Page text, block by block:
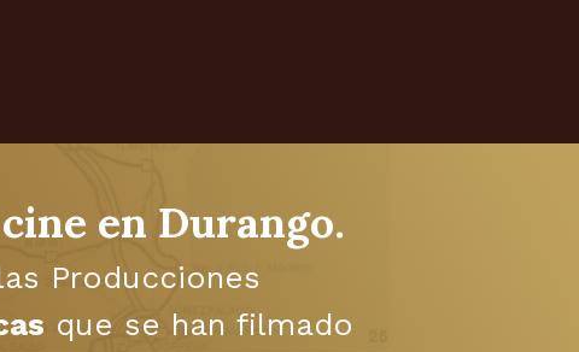
en Durango.
Producciones
que se han filmado